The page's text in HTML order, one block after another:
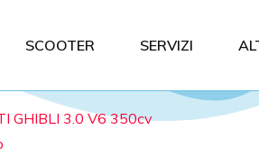
SCOOTER SERVIZI
GHIBLI 3.0 V6 350cv